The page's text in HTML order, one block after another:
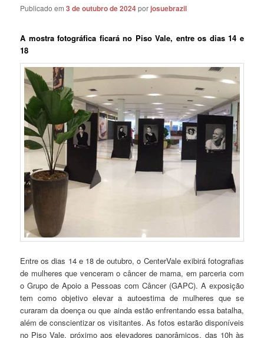
Publicado em3 de outubro de 2024porjosuebrazil
A mostra fotográfica ficará no Piso Vale, entre os dias 14 e
18
Entre os dias 14 e 18 de outubro, o CenterVale exibirá fotografias
de mulheres que venceram o câncer de mama, em parceria com
o Grupo de Apoio a Pessoas com Câncer (GAPC). A exposição
tem como objetivo elevar a autoestima de mulheres que se
curaram da doença ou que ainda estão enfrentando essa batalha,
além de conscientizar os visitantes. As fotos estarão disponíveis
no Piso Vale, próximo aos elevadores panorâmicos, das 10h às